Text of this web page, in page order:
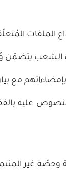
الملفات
الشعب يتضمّن
مع
عليه
وحصّة غير